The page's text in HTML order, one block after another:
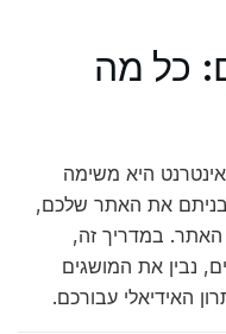
כל מה
היא משימה
את האתר שלכם,
במדריך זה,
נבין את המושגים
האידיאלי עבורכם.